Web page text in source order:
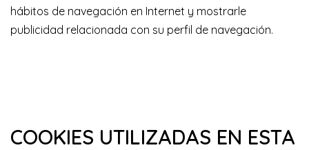
hábitos de navegación en Internet y mostrarle
publicidad relacionada con su perfil de navegación.
COOKIES UTILIZADAS EN ESTA